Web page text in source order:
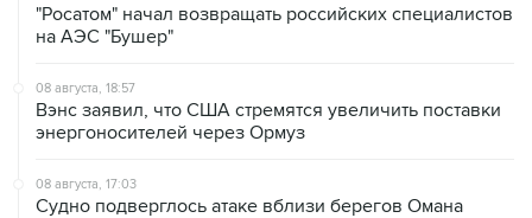
"Росатом" начал возвращать российских специалистов
на АЭС "Бушер"
08 августа, 18:57
Вэнс заявил, что США стремятся увеличить поставки
энергоносителей через Ормуз
08 августа, 17:03
Судно подверглось атаке вблизи берегов Омана